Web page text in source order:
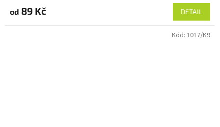
od 89 Kč DETAIL
Kód: 1017/K9